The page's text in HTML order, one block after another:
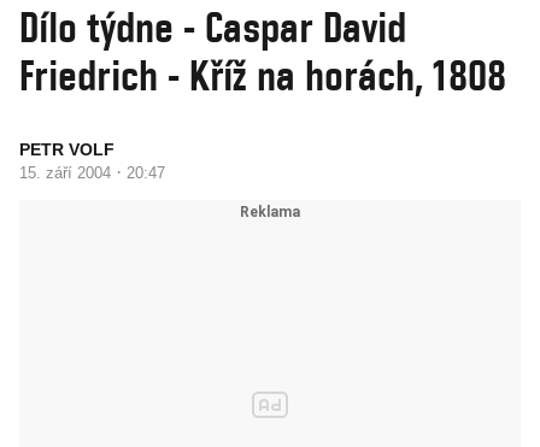
Dílo týdne - Caspar David
Friedrich - Kříž na horách, 1808
PETR VOLF
15. září 2004 · 20:47